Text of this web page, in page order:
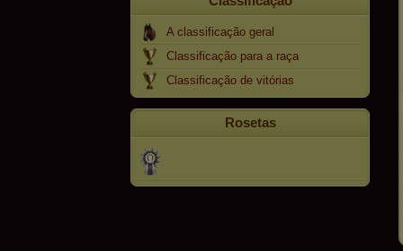
A classificação geral
Classificação para a raça
Classificação de vitórias
Rosetas